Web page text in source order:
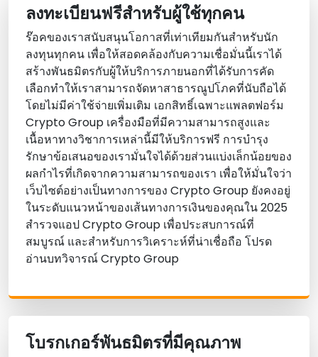
ลงทะเบียนฟรีสําหรับผู้ใช้ทุกคน
ร๊อคของเราสนับสนุนโอกาสที่เท่าเทียมกันสําหรับนัก
ลงทุนทุกคน เพื่อให้สอดคล้องกับความเชื่อมั่นนี้เราได้
สร้างพันธมิตรกับผู้ให้บริการภายนอกที่ได้รับการคัด
เลือกทําให้เราสามารถจัดหาสาธารณูปโภคที่นับถือได้
โดยไม่มีค่าใช้จ่ายเพิ่มเติม เอกสิทธิ์เฉพาะแพลตฟอร์ม
Crypto Group เครื่องมือที่มีความสามารถสูงและ
เนื้อหาทางวิชาการเหล่านี้มีให้บริการฟรี การบํารุง
รักษาข้อเสนอของเรามั่นใจได้ด้วยส่วนแบ่งเล็กน้อยของ
ผลกําไรที่เกิดจากความสามารถของเรา เพื่อให้มั่นใจว่า
เว็บไซต์อย่างเป็นทางการของ Crypto Group ยังคงอยู่
ในระดับแนวหน้าของเส้นทางการเงินของคุณใน 2025
สํารวจแอป Crypto Group เพื่อประสบการณ์ที่
สมบูรณ์ และสําหรับการวิเคราะห์ที่น่าเชื่อถือ โปรด
อ่านบทวิจารณ์ Crypto Group
โบรกเกอร์พันธมิตรที่มีคุณภาพ